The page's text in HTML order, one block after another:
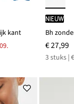
kant
Nieuw
€ 27,99
3 stuks |